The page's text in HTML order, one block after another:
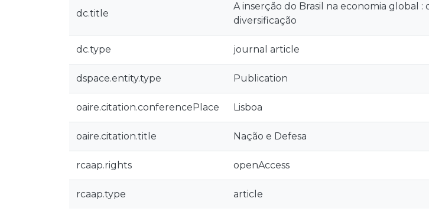
dc.title
A inserção do Brasil na economia global
diversificação
dc.type journal article
dspace.entity.type Publication
oaire.citation.conferencePlace Lisboa
oaire.citation.title Nação e Defesa
rcaap.rights openAccess
rcaap.type article